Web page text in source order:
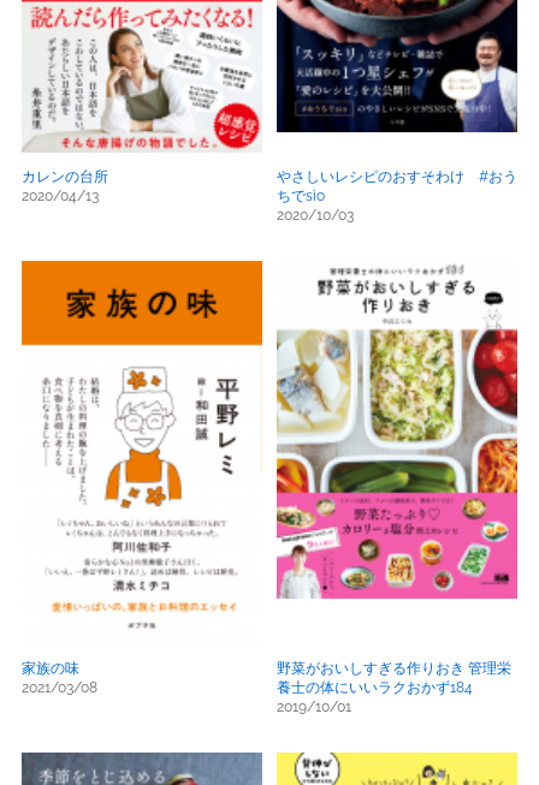
カレンの台所
2020/04/13
やさしいレシピのおすそわけ #おう
ちでsio
2020/10/03
家族の味
2021/03/08
野菜がおいしすぎる作りおき 管理栄
養士の体にいいラクおかず184
2019/10/01